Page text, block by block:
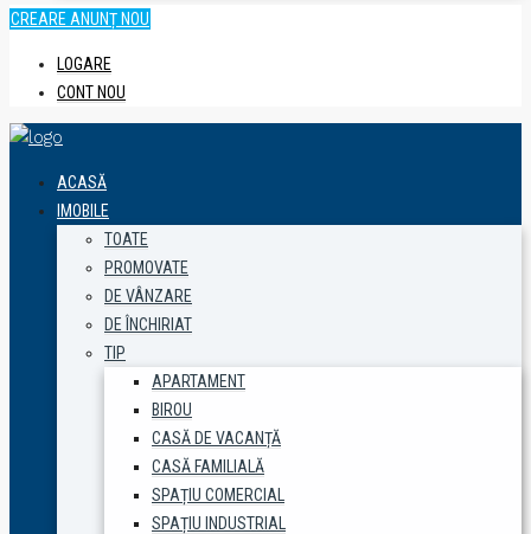
CREARE ANUNȚ NOU
LOGARE
CONT NOU
ACASĂ
IMOBILE
TOATE
PROMOVATE
DE VÂNZARE
DE ÎNCHIRIAT
TIP
APARTAMENT
BIROU
CASĂ DE VACANȚĂ
CASĂ FAMILIALĂ
SPAȚIU COMERCIAL
SPAȚIU INDUSTRIAL